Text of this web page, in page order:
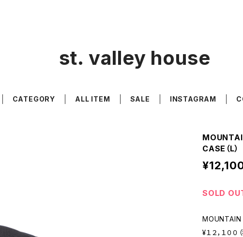
st. valley house
CATEGORY ALL ITEM SALE INSTAGRAM
CASE（L）
SOLD
MOUNTAIN
¥１２，１００